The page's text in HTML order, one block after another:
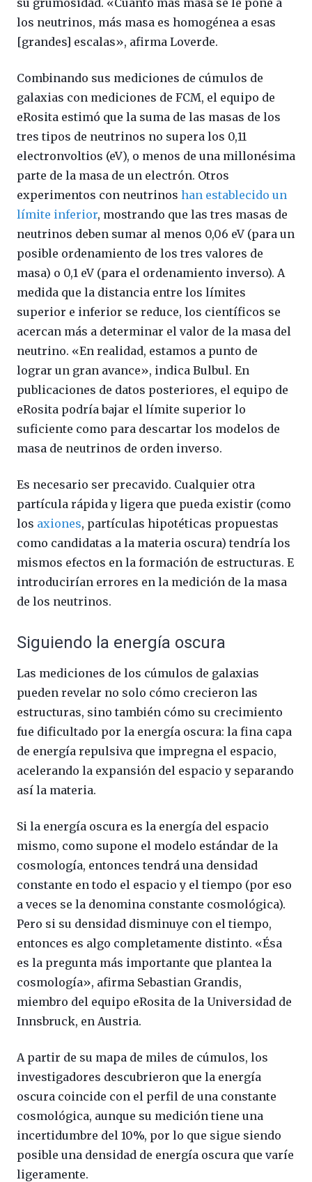
los neutrinos, más masa es homogénea a esas
[grandes] escalas», afirma Loverde.
Combinando sus mediciones de cúmulos de
galaxias con mediciones de FCM, el equipo de
eRosita estimó que la suma de las masas de los
tres tipos de neutrinos no supera los 0,11
electronvoltios (eV), o menos de una millonésima
parte de la masa de un electrón. Otros
experimentos con neutrinos han establecido un
límite inferior, mostrando que las tres masas de
neutrinos deben sumar al menos 0,06 eV (para un
posible ordenamiento de los tres valores de
masa) o 0,1 eV (para el ordenamiento inverso). A
medida que la distancia entre los límites
superior e inferior se reduce, los científicos se
acercan más a determinar el valor de la masa del
neutrino. «En realidad, estamos a punto de
lograr un gran avance», indica Bulbul. En
publicaciones de datos posteriores, el equipo de
eRosita podría bajar el límite superior lo
suficiente como para descartar los modelos de
masa de neutrinos de orden inverso.
Es necesario ser precavido. Cualquier otra
partícula rápida y ligera que pueda existir (como
los axiones, partículas hipotéticas propuestas
como candidatas a la materia oscura) tendría los
mismos efectos en la formación de estructuras. E
introducirían errores en la medición de la masa
de los neutrinos.
Siguiendo la energía oscura
Las mediciones de los cúmulos de galaxias
pueden revelar no solo cómo crecieron las
estructuras, sino también cómo su crecimiento
fue dificultado por la energía oscura: la fina capa
de energía repulsiva que impregna el espacio,
acelerando la expansión del espacio y separando
así la materia.
Si la energía oscura es la energía del espacio
mismo, como supone el modelo estándar de la
cosmología, entonces tendrá una densidad
constante en todo el espacio y el tiempo (por eso
a veces se la denomina constante cosmológica).
Pero si su densidad disminuye con el tiempo,
entonces es algo completamente distinto. «Ésa
es la pregunta más importante que plantea la
cosmología», afirma Sebastian Grandis,
miembro del equipo eRosita de la Universidad de
Innsbruck, en Austria.
A partir de su mapa de miles de cúmulos, los
investigadores descubrieron que la energía
oscura coincide con el perfil de una constante
cosmológica, aunque su medición tiene una
incertidumbre del 10%, por lo que sigue siendo
posible una densidad de energía oscura que varíe
ligeramente.